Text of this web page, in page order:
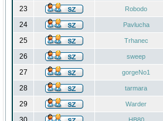
23 Robodo
24 Pavlucha
25 Trhanec
26 sweep
27 gorgeNo1
28 tarmara
29 Warder